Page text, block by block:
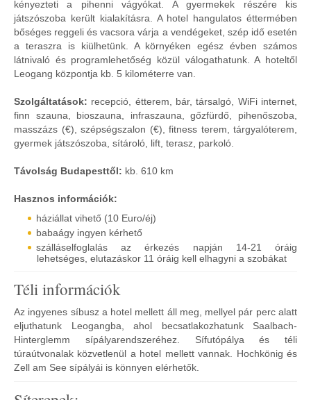
kényezteti a pihenni vágyókat. A gyermekek részére kis
játszószoba került kialakításra. A hotel hangulatos éttermében
bőséges reggeli és vacsora várja a vendégeket, szép idő esetén
a teraszra is kiülhetünk. A környéken egész évben számos
látnivaló és programlehetőség közül válogathatunk. A hoteltől
Leogang központja kb. 5 kilométerre van.
Szolgáltatások: recepció, étterem, bár, társalgó, WiFi internet,
finn szauna, bioszauna, infraszauna, gőzfürdő, pihenőszoba,
masszázs (€), szépségszalon (€), fitness terem, tárgyalóterem,
gyermek játszószoba, sítároló, lift, terasz, parkoló.
Távolság Budapesttől: kb. 610 km
Hasznos információk:
háziállat vihető (10 Euro/éj)
babaágy ingyen kérhető
szálláselfoglalás az érkezés napján 14-21 óráig
lehetséges, elutazáskor 11 óráig kell elhagyni a szobákat
Téli információk
Az ingyenes síbusz a hotel mellett áll meg, mellyel pár perc alatt
eljuthatunk Leogangba, ahol becsatlakozhatunk Saalbach-
Hinterglemm sípályarendszeréhez. Sífutópálya és téli
túraútvonalak közvetlenül a hotel mellett vannak. Hochkönig és
Zell am See sípályái is könnyen elérhetők.